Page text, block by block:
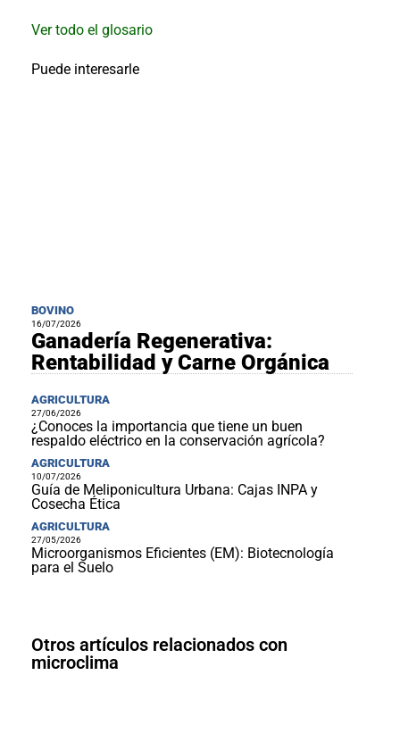
Agricultura
de
Cosecha
Ver todo el glosario
Puede interesarle
BOVINO
16/07/2026
Ganadería Regenerativa:
Rentabilidad y Carne Orgánica
AGRICULTURA
27/06/2026
¿Conoces la importancia que tiene un buen
respaldo eléctrico en la conservación agrícola?
AGRICULTURA
10/07/2026
Guía de Meliponicultura Urbana: Cajas INPA y
Cosecha Ética
AGRICULTURA
27/05/2026
Microorganismos Eficientes (EM): Biotecnología
para el Suelo
Otros artículos relacionados con
microclima